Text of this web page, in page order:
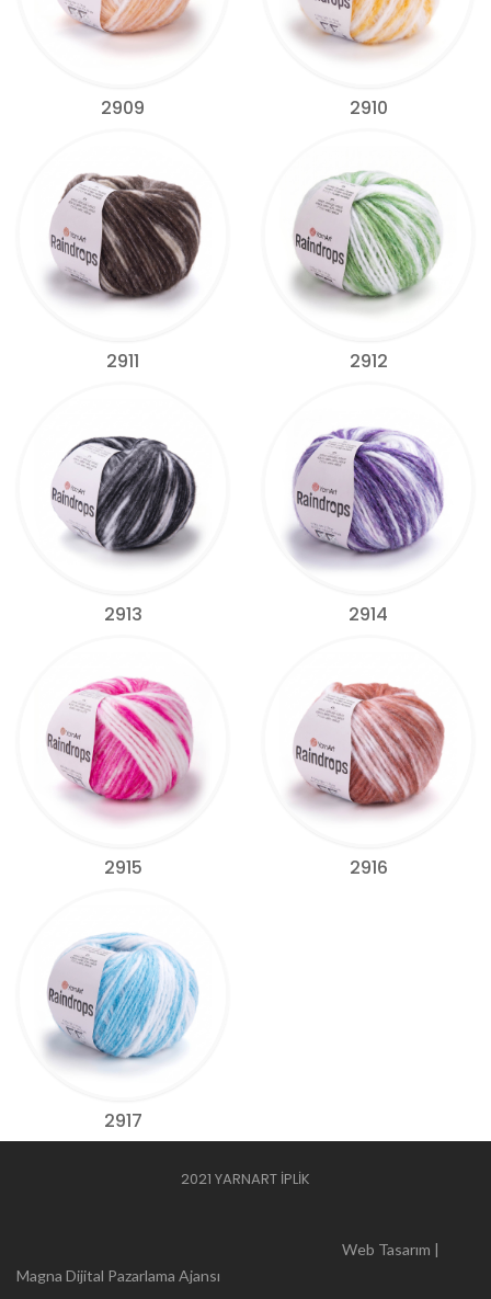
2909 2910
2911 2912
2913 2914
2915 2916
2917
2021 YARNART İPLİK
Web Tasarım |
Magna Dijital Pazarlama Ajansı